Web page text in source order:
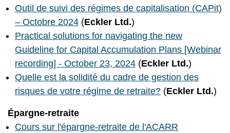
Outil de suivi des régimes de capitalisation (CAPit)
– Octobre 2024 (Eckler Ltd.)
Practical solutions for navigating the new
Guideline for Capital Accumulation Plans [Webinar
recording] - October 23, 2024 (Eckler Ltd.)
Quelle est la solidité du cadre de gestion des
risques de votre régime de retraite? (Eckler Ltd.)
Épargne-retraite
Cours sur l'épargne-retraite de l'ACARR